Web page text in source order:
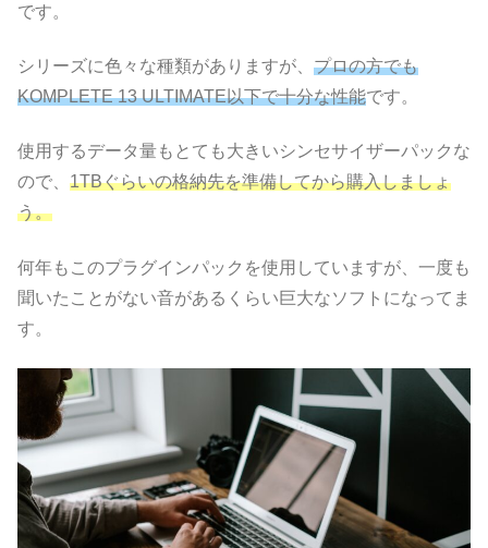
です。
シリーズに色々な種類がありますが、 プロの方でも
KOMPLETE 13 ULTIMATE以下で十分な性能です。
使用するデータ量もとても大きいシンセサイザーパックな
ので、 1TBぐらいの格納先を準備してから購入しましょ
う。
何年もこのプラグインパックを使用していますが、一度も
聞いたことがない音があるくらい巨大なソフトになってま
す。